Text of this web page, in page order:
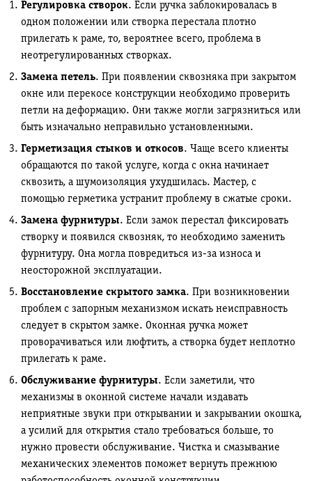
Регулировка створок. Если ручка заблокировалась в
одном положении или створка перестала плотно
прилегать к раме, то, вероятнее всего, проблема в
неотрегулированных створках.
Замена петель. При появлении сквозняка при закрытом
окне или перекосе конструкции необходимо проверить
петли на деформацию. Они также могли загрязниться или
быть изначально неправильно установленными.
Герметизация стыков и откосов. Чаще всего клиенты
обращаются по такой услуге, когда с окна начинает
сквозить, а шумоизоляция ухудшилась. Мастер, с
помощью герметика устранит проблему в сжатые сроки.
Замена фурнитуры. Если замок перестал фиксировать
створку и появился сквозняк, то необходимо заменить
фурнитуру. Она могла повредиться из-за износа и
неосторожной эксплуатации.
Восстановление скрытого замка. При возникновении
проблем с запорным механизмом искать неисправность
следует в скрытом замке. Оконная ручка может
проворачиваться или люфтить, а створка будет неплотно
прилегать к раме.
Обслуживание фурнитуры. Если заметили, что
механизмы в оконной системе начали издавать
неприятные звуки при открывании и закрывании окошка,
а усилий для открытия стало требоваться больше, то
нужно провести обслуживание. Чистка и смазывание
механических элементов поможет вернуть прежнюю